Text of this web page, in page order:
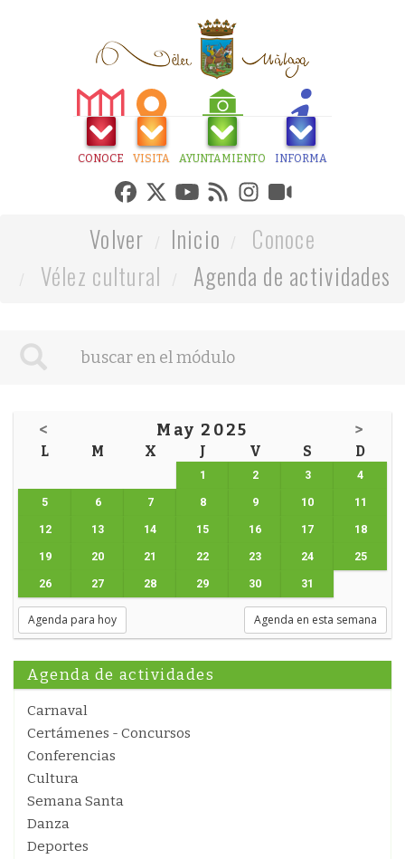
CONOCE VISITA AYUNTAMIENTO INFORMA
Volver Inicio
Conoce
Vélez cultural
Agenda de actividades
< May 2025 >
L M X J V S D
1 2 3 4
5 6 7 8 9 10 11
12 13 14 15 16 17 18
19 20 21 22 23 24 25
26 27 28 29 30 31
Agenda para hoy Agenda en esta semana
Agenda de actividades
Carnaval
Certámenes - Concursos
Conferencias
Cultura
Semana Santa
Danza
Deportes